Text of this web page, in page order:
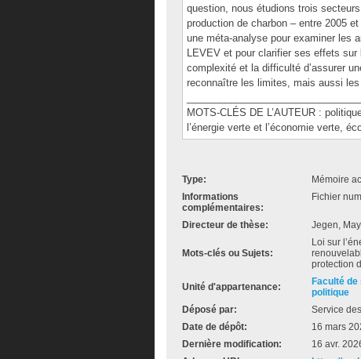
question, nous étudions trois
production de charbon – entre 2005
une méta-analyse pour examiner les
LEVEV et pour clarifier ses effets sur
complexité et la difficulté d’assurer
reconnaître les limites, mais aussi
MOTS-CLÉS DE L’AUTEUR :
l’énergie verte et l’économie verte,
Type:
Mémoire
Informations
complémentaires:
Fichier
Directeur de thèse: Jegen,
Mots-clés ou Sujets:
Loi sur
protection
Unité d'appartenance:
Faculté
politique
Déposé par:
Service
Date de dépôt:
16 mars
Dernière modification:
16 avr.